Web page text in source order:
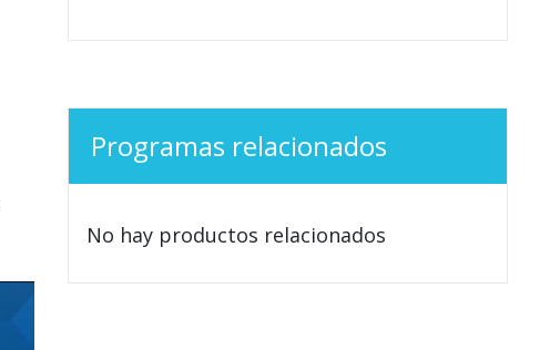
Programas relacionados
No hay productos relacionados